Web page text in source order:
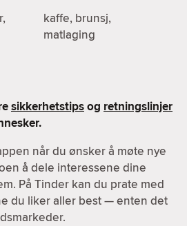
kaffe, brunsj,
matlaging
sikkerhetstipsog retningslinjer
når du ønsker å møte nye
å dele interessene dine
På Tinder kan du prate med
du liker aller best — enten det